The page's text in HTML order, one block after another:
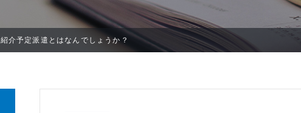
紹介予定派遣とはなんでしょうか？